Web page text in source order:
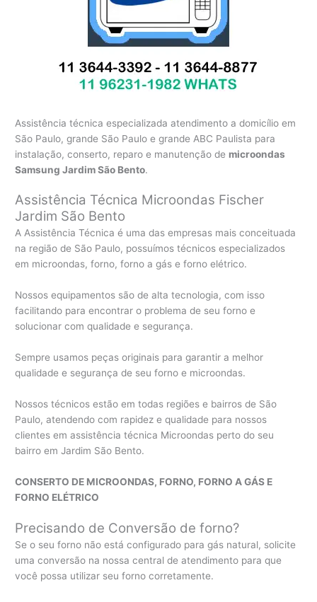
Assistência técnica especializada atendimento a domicílio em
São Paulo, grande São Paulo e grande ABC Paulista para
instalação, conserto, reparo e manutenção de microondas
Samsung Jardim São Bento.
Assistência Técnica Microondas Fischer
Jardim São Bento
A Assistência Técnica é uma das empresas mais conceituada
na região de São Paulo, possuímos técnicos especializados
em microondas, forno, forno a gás e forno elétrico.
Nossos equipamentos são de alta tecnologia, com isso
facilitando para encontrar o problema de seu forno e
solucionar com qualidade e segurança.
Sempre usamos peças originais para garantir a melhor
qualidade e segurança de seu forno e microondas.
Nossos técnicos estão em todas regiões e bairros de São
Paulo, atendendo com rapidez e qualidade para nossos
clientes em assistência técnica Microondas perto do seu
bairro em Jardim São Bento.
CONSERTO DE MICROONDAS, FORNO, FORNO A GÁS E
FORNO ELÉTRICO
Precisando de Conversão de forno?
Se o seu forno não está configurado para gás natural, solicite
uma conversão na nossa central de atendimento para que
você possa utilizar seu forno corretamente.